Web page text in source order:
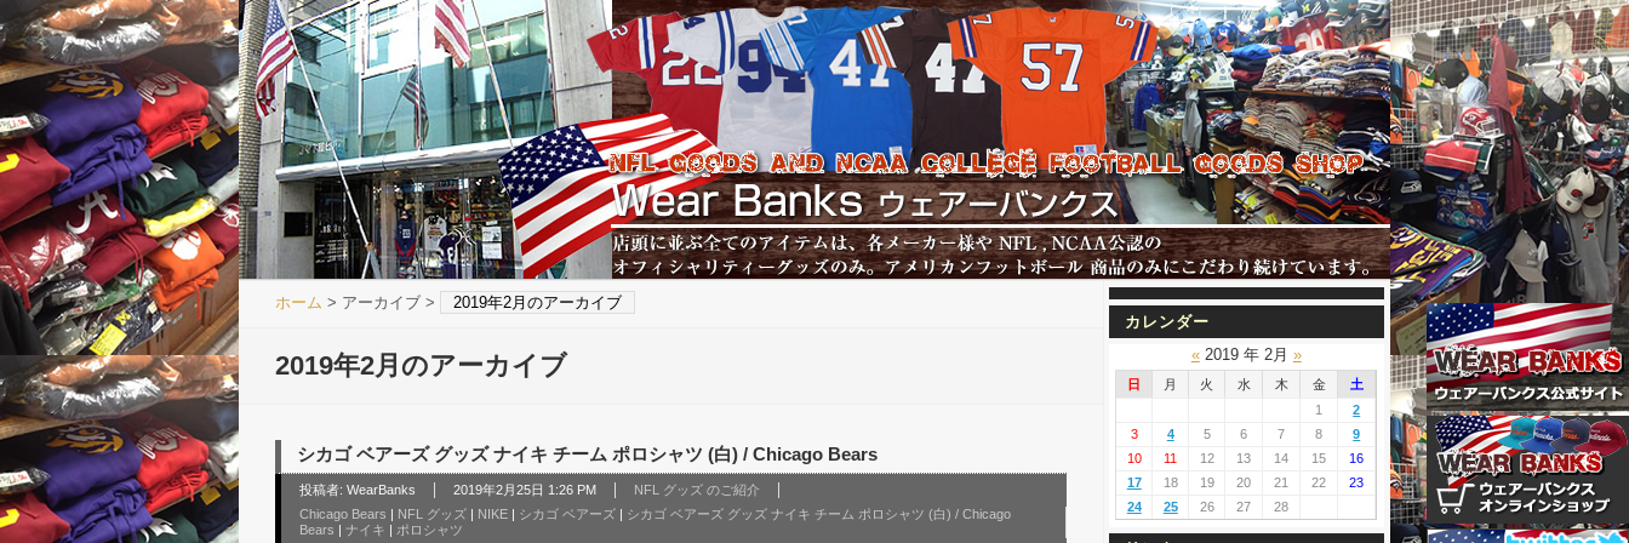
ホーム > アーカイブ > 2019年2月のアーカイブ
2019年2月のアーカイブ
シカゴ ベアーズ グッズ ナイキ チーム ポロシャツ (白) / Chicago Bears
投稿者: WearBanks 2019年2月25日 1:26 PM
NFL グッズ のご紹介
Chicago Bears | NFL グッズ | NIKE | シカゴ ベアーズ | シカゴ ベアーズ グッズ ナイキ チーム ポロシャツ (白) / Chicago
Bears | ナイキ | ポロシャツ
カレンダー
«2019 年 2月 »
日 月 火 水 木 金
土
1
2
3
4 5 6 7 8
9
10
11 12 13 14 15
16
17
18 19 20 21 22
23
24
25 26 27 28